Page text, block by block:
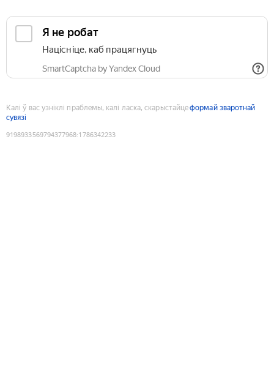
Я не робат
Націсніце, каб працягнуць
SmartCaptcha by Yandex Cloud
Калі ў вас узніклі праблемы, калі ласка, скарыстайцеформай зваротнай
сувязі
9198933569794377968:1786342233